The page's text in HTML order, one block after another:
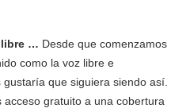
libre … Desde que comenzamos
como la voz libre e
que siguiera siendo así.
gratuito a una cobertura